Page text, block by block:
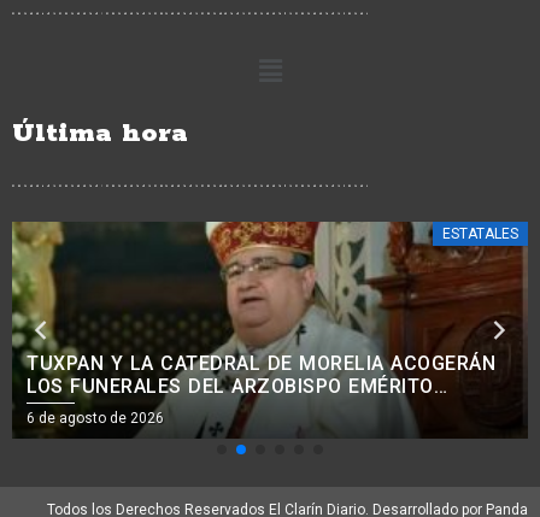
Última hora
ESTATALES
CON PROGRAMAS DE APOYO A NIÑOS, NIÑAS Y
MUJERES, SE REDUCE EL ABANDONO DE
TRATAMIENTOS ONCOLÓGICOS: BEDOLLA.<BR>
6 de agosto de 2026
Todos los Derechos Reservados El Clarín Diario. Desarrollado por Panda